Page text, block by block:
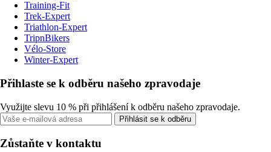
Training-Fit
Trek-Expert
Triathlon-Expert
TripnBikers
Vélo-Store
Winter-Expert
Přihlaste se k odběru našeho zpravodaje
Využijte slevu 10 % při přihlášení k odběru našeho zpravodaje.
Přihlásit se k odběru
Zůstaňte v kontaktu